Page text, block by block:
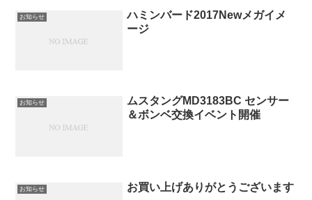
お知らせ
ハミンバード2017Newメガイメ
ージ
お知らせ
ムスタングMD3183BC センサー
＆ボンベ交換イベント開催
お知らせ お買い上げありがとうございます